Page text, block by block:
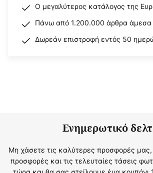
Ο μεγαλύτερος κατάλογος της
Πάνω από 1.200.000 άρθρα άμεσα
Δωρεάν επιστροφή εντός 50
Ενημερωτικό
Μη χάσετε τις καλύτερες προσφορές μας,
προσφορές και τις τελευταίες τάσεις